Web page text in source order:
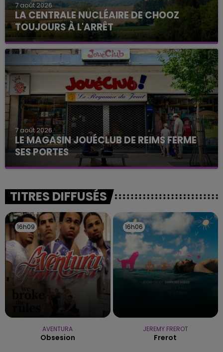
7 août 2026
LA CENTRALE NUCLÉAIRE DE CHOOZ
TOUJOURS À L'ARRÊT
Cela fait déjà une semaine que la centrale
nucléaire ardennaise est à l'arrêt. Une situation
justifiée par la sécheresse intense qui est toujours
présente.
7 août 2026
LE MAGASIN JOUÉCLUB DE REIMS FERME
SES PORTES
C'était l'une des institutions du centre-ville
fermer ses portes.
TITRES DIFFUSÉS
16h09
16h09
AVENTURA
Obsesion
16h06
16h06
JEREMY FREROT
Frerot